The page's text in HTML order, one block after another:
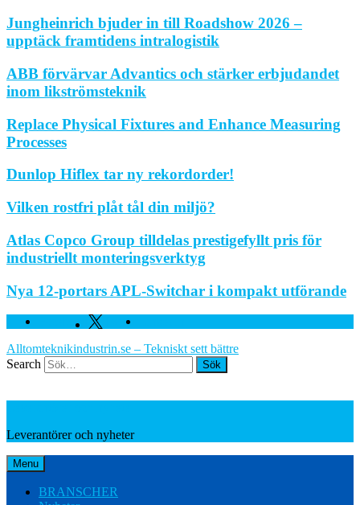
Jungheinrich bjuder in till Roadshow 2026 –
upptäck framtidens intralogistik
ABB förvärvar Advantics och stärker erbjudandet
inom likströmsteknik
Replace Physical Fixtures and Enhance Measuring
Processes
Dunlop Hiflex tar ny rekordorder!
Vilken rostfri plåt tål din miljö?
Atlas Copco Group tilldelas prestigefyllt pris för
industriellt monteringsverktyg
Nya 12-portars APL-Switchar i kompakt utförande
Facebook Twitter
Alltomteknikindustrin.se – Tekniskt sett bättre
Search
Leverantörer och nyheter
Menu
BRANSCHER